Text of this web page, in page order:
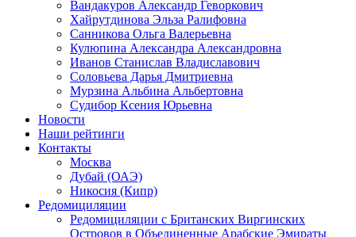
Вандакуров Александр Геворкович
Хайрутдинова Эльза Ралифовна
Санникова Ольга Валерьевна
Кулюпина Александра Александровна
Иванов Станислав Владиславович
Соловьева Дарья Дмитриевна
Мурзина Альбина Альбертовна
Судибор Ксения Юрьевна
Новости
Наши рейтинги
Контакты
Москва
Дубай (ОАЭ)
Никосия (Кипр)
Редомициляции
Редомициляции с Британских Виргинских
Островов в Объединенные Арабские Эмираты